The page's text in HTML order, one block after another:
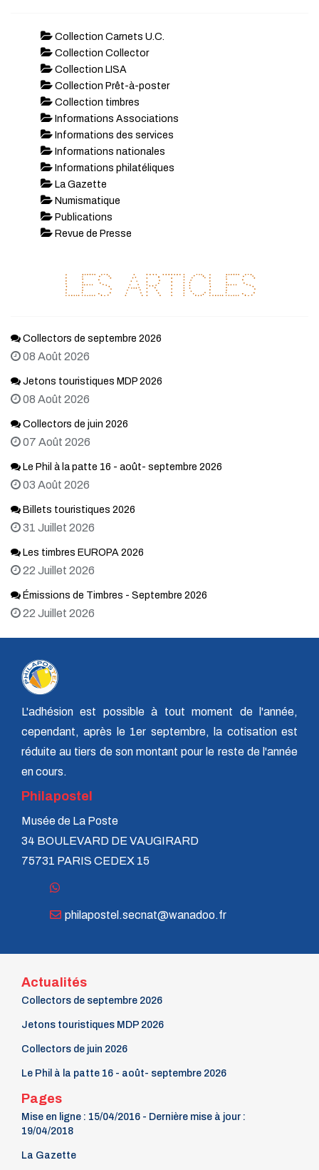
Collection Carnets U.C.
Collection Collector
Collection LISA
Collection Prêt-à-poster
Collection timbres
Informations Associations
Informations des services
Informations nationales
Informations philatéliques
La Gazette
Numismatique
Publications
Revue de Presse
Les articles
Collectors de septembre 2026
08 Août 2026
Jetons touristiques MDP 2026
08 Août 2026
Collectors de juin 2026
07 Août 2026
Le Phil à la patte 16 - août- septembre 2026
03 Août 2026
Billets touristiques 2026
31 Juillet 2026
Les timbres EUROPA 2026
22 Juillet 2026
Émissions de Timbres - Septembre 2026
22 Juillet 2026
L'adhésion est possible à tout moment de l'année,
cependant, après le 1er septembre, la cotisation est
réduite au tiers de son montant pour le reste de l'année
en cours.
Philapostel
Musée de La Poste
34 BOULEVARD DE VAUGIRARD
75731 PARIS CEDEX 15
philapostel.secnat@wanadoo.fr
Actualités
Collectors de septembre 2026
Jetons touristiques MDP 2026
Collectors de juin 2026
Le Phil à la patte 16 - août- septembre 2026
Pages
Mise en ligne : 15/04/2016 - Dernière mise à jour :
19/04/2018
La Gazette